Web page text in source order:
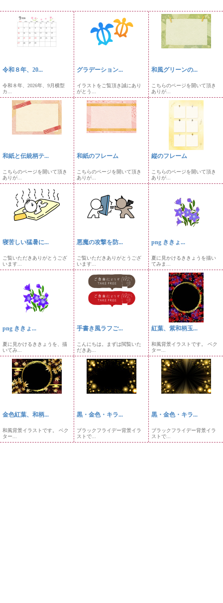
令和８年、20...
令和８年、2026年、9月横型
カ...
グラデーション...
イラストをご覧頂き誠にあり
がとう...
和風グリーンの...
こちらのページを開いて頂き
ありが...
和紙と伝統柄テ...
こちらのページを開いて頂き
ありが...
和紙のフレーム
こちらのページを開いて頂き
ありが...
縦のフレーム
こちらのページを開いて頂き
ありが...
寝苦しい猛暑に...
ご覧いただきありがとうござ
います...
悪魔の攻撃を防...
ご覧いただきありがとうござ
います...
png ききょ...
夏に見かけるききょうを描い
てみま...
png ききょ...
夏に見かけるききょうを、描
いてみ...
手書き風ラフご...
こんにちは。まずは閲覧いた
だきあ...
紅葉、紫和柄玉...
和風背景イラストです。 ベク
ター...
金色紅葉、和柄...
和風背景イラストです。 ベク
ター...
黒・金色・キラ...
ブラックフライデー背景イラ
ストで...
黒・金色・キラ...
ブラックフライデー背景イラ
ストで...